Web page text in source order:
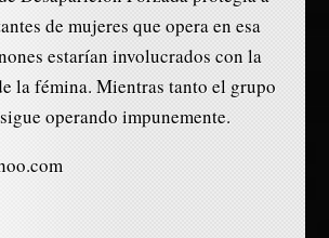
de mujeres que opera en esa
estarían involucrados con la
la fémina. Mientras tanto el grupo
operando impunemente.